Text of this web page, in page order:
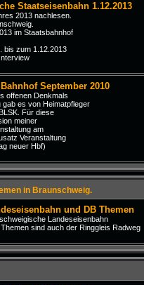
Staatseisenbahn 1.12.2013
2013 nachlesen.
im Staatsbahnhof
bis zum 1.12.2013
September 2010
offenen Denkmals
es von Heimatpfleger
Für diese
meiner
am
Veranstaltung
neuer Hbf)
in Braunschweig.
und DB Themen
Landeseisenbahn
sind auch der Ringgleis Radweg